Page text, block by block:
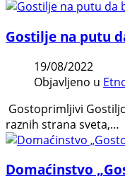
Gostilje na putu
19/08/2022
Objavljeno u
Gostoprimljivi
raznih strana sveta,…
Domaćinstvo